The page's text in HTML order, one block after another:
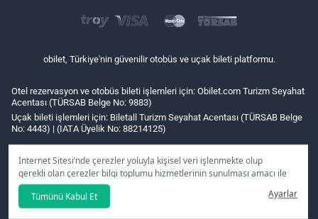
İnternet Sitesi’nde çerezler yoluyla kişisel veri işlenmekte olup
gerekli olan çerezler bilgi toplumu hizmetlerinin sunulması amacı ile
kullanılmaktadır. Tercihleriniz doğrultusunda size özel
kişiselleştirilmiş çerezleri ve özel kampanyaları
seçeneğine
tıklamanız halinde kullanımınıza sunamayacağız.
Tümünü Kabul Et Ayarlar
obilet, Türkiye'nin güvenilir otobüs ve uçak bileti platformu.
Otel rezervasyon ve otobüs bileti işlemleri için: Obilet.com Turizm Seyahat
Acentası (TÜRSAB Belge No: 9883)
Uçak bileti işlemleri için: Biletall Turizm Seyahat Acentası (TÜRSAB Belge
No: 4443) | (IATA Üyelik No: 88214125)